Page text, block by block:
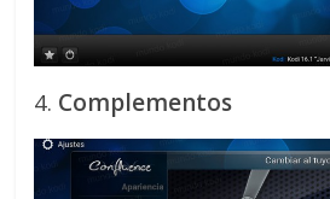
4. Complementos